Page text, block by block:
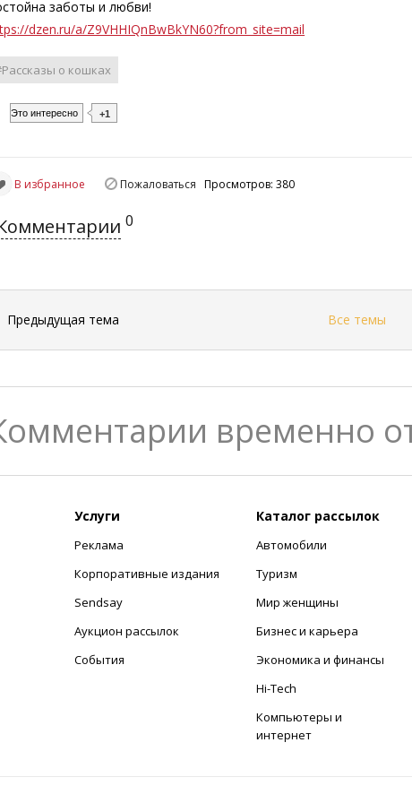
заботы и любви!
dzen.ru/a/Z9VHHIQnBwBkYN60?from_site=mail
о кошках
Это интересно +1
В избранное Пожаловаться Просмотров: 380
0
Предыдущая тема Все темы
временно
Услуги
Реклама
Корпоративные издания
Sendsay
Аукцион рассылок
События
Каталог рассылок
Автомобили
Туризм
Мир женщины
Бизнес и карьера
Экономика и финансы
Hi-Tech
Компьютеры и
интернет